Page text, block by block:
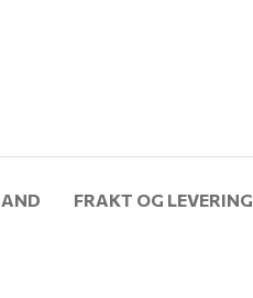
FRAKT OG LEVERING